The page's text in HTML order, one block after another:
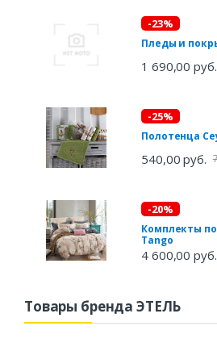
-23%
Пледы и
1 690,00 руб.
-25%
Полотенца
540,00 руб.
-20%
Комплекты
Tango
4 600,00 руб.
Товары бренда ЭТЕЛЬ